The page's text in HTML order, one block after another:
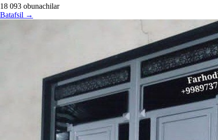
18 093 obunachilar
Batafsil →